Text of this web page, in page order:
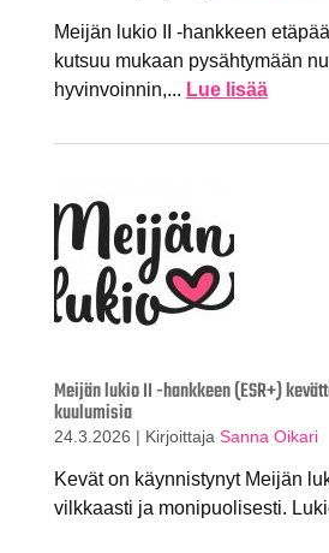
Meijän lukio II -hankkeen
kutsuu mukaan pysähtymään
hyvinvoinnin,... Lue lisää
Meijän lukio II -hankkeen (ESR+)
kuulumisia
24.3.2026 | Kirjoittaja Sanna Oikari
Kevät on käynnistynyt Meijän
vilkkaasti ja monipuolisesti.